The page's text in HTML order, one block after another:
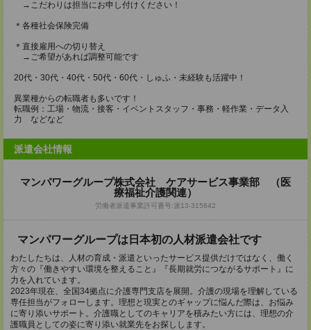
→こだわりは担当にお申し付けください！
＊各種社会保険完備
＊直接雇用への切り替え
→ご希望があれば調整可能です
20代・30代・40代・50代・60代・しゅふ・未経験も活躍中！
異業種からの転職者も多いです！
転職例：工場・物流・接客・イベントスタッフ・事務・軽作業・データ入
力 などなど
派遣会社情報
マンパワーグループ株式会社 ケアサービス事業部 （医
療福祉介護関連）
労働者派遣事業許可番号:派13-315642
マンパワーグループは日本初の人材派遣会社です
わたしたちは、人材の育成・派遣といったサービス提供だけではなく、働く
方々の『働きやすい環境を整えること』『長期就労につながるサポート』に
力を入れています。
2023年現在、全国34拠点に介護専門支店を展開。介護の現場を理解している
専任担当がフォローします。理想と現実とのギャップに悩んだ際は、お悩み
に寄り添いサポート。介護職としてのキャリアを積みたい方には、理想の介
護職員としての姿に寄り添い就業先をお探しします。